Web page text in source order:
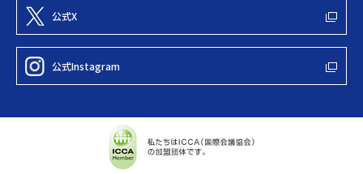
N
O
公式X
公式Instagram